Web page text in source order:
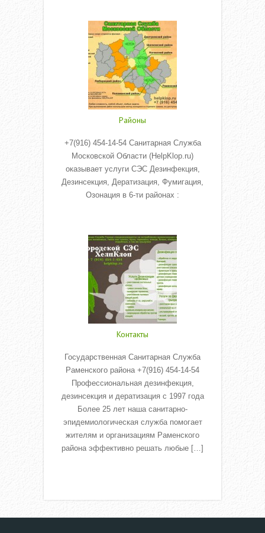
Районы
+7(916) 454-14-54 Санитарная Служба
Московской Области (HelpKlop.ru)
оказывает услуги СЭС Дезинфекция,
Дезинсекция, Дератизация, Фумигация,
Озонация в 6-ти районах :
Контакты
Государственная Санитарная Служба
Раменского района +7(916) 454-14-54
Профессиональная дезинфекция,
дезинсекция и дератизация с 1997 года
Более 25 лет наша санитарно-
эпидемиологическая служба помогает
жителям и организациям Раменского
района эффективно решать любые […]